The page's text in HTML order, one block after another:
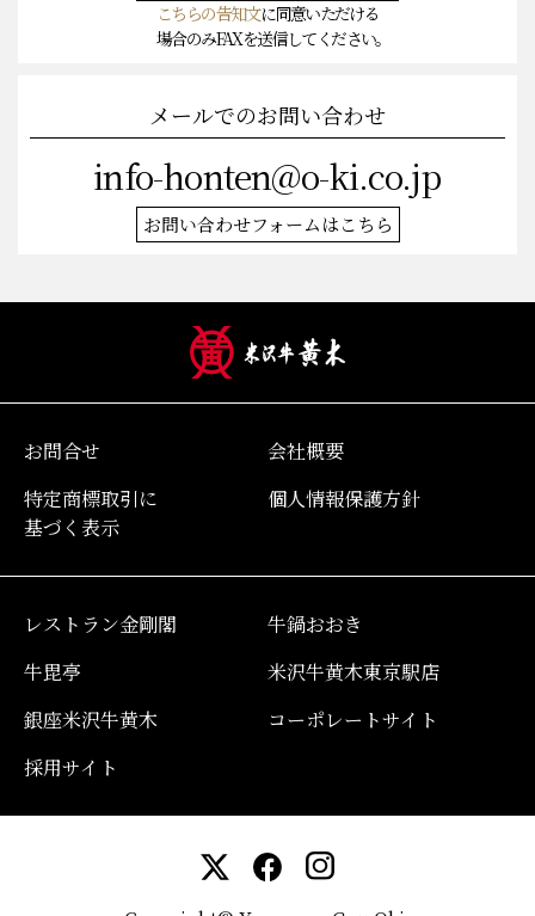
こちらの告知文に同意いただける
場合のみFAXを送信してください。
メールでのお問い合わせ
info-honten@o-ki.co.jp
お問い合わせフォームはこちら
お問合せ
会社概要
特定商標取引に
基づく表示
個人情報保護方針
レストラン金剛閣
牛鍋おおき
牛毘亭
米沢牛黄木東京駅店
銀座米沢牛黄木
コーポレートサイト
採用サイト